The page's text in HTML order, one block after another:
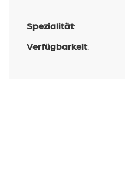
Spezialität:
Verfügbarkeit: